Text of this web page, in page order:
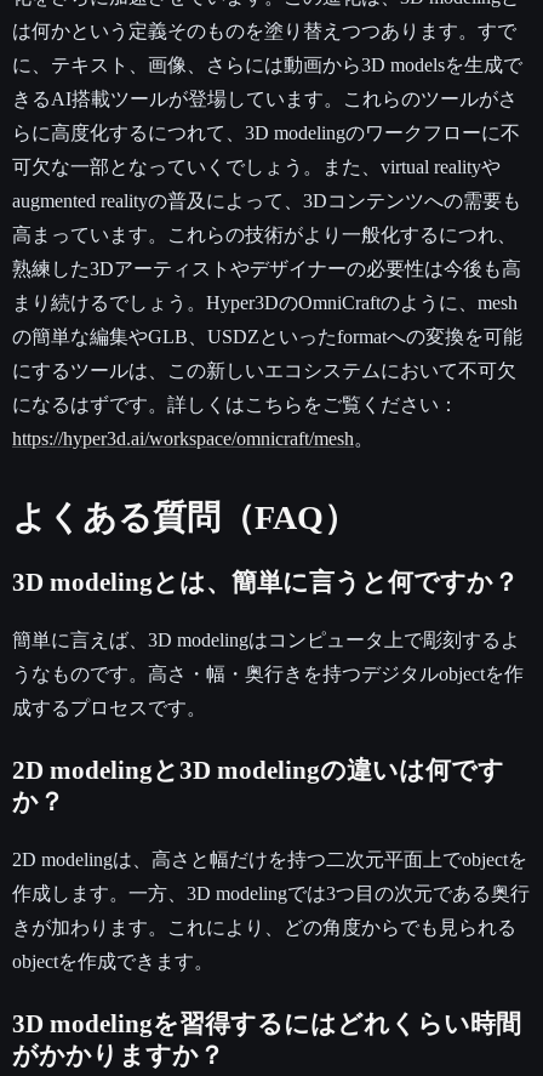
は何かという定義そのものを塗り替えつつあります。すで
に、テキスト、画像、さらには動画から3D modelsを生成で
きるAI搭載ツールが登場しています。これらのツールがさ
らに高度化するにつれて、3D modelingのワークフローに不
可欠な一部となっていくでしょう。また、virtual realityや
augmented realityの普及によって、3Dコンテンツへの需要も
高まっています。これらの技術がより一般化するにつれ、
熟練した3Dアーティストやデザイナーの必要性は今後も高
まり続けるでしょう。Hyper3DのOmniCraftのように、mesh
の簡単な編集やGLB、USDZといったformatへの変換を可能
にするツールは、この新しいエコシステムにおいて不可欠
になるはずです。詳しくはこちらをご覧ください：
https://hyper3d.ai/workspace/omnicraft/mesh。
よくある質問（FAQ）
3D modelingとは、簡単に言うと何ですか？
簡単に言えば、3D modelingはコンピュータ上で彫刻するよ
うなものです。高さ・幅・奥行きを持つデジタルobjectを作
成するプロセスです。
2D modelingと3D modelingの違いは何です
か？
2D modelingは、高さと幅だけを持つ二次元平面上でobjectを
作成します。一方、3D modelingでは3つ目の次元である奥行
きが加わります。これにより、どの角度からでも見られる
objectを作成できます。
3D modelingを習得するにはどれくらい時間
がかかりますか？